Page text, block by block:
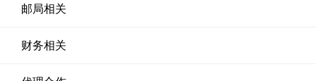
邮局相关
财务相关